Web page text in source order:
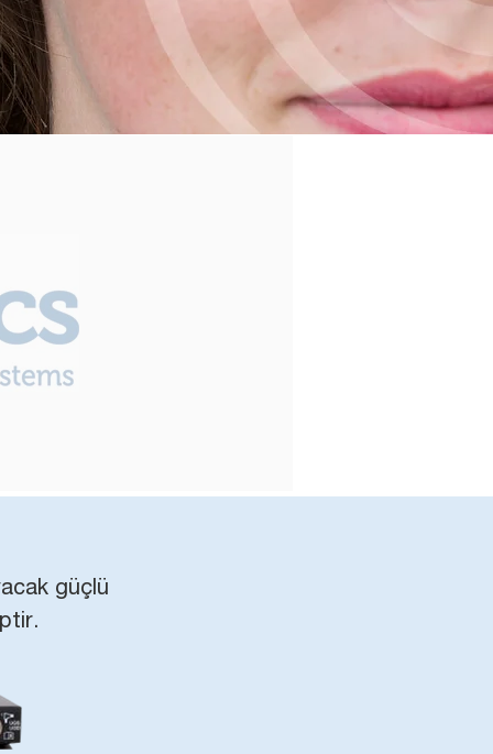
güçlü